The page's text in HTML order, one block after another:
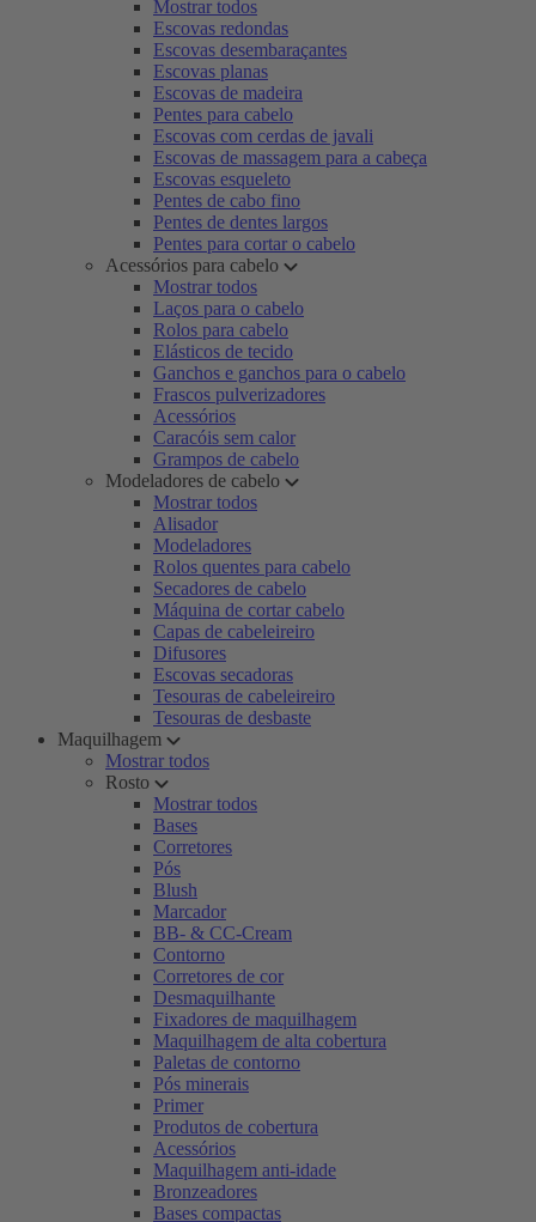
Mostrar todos
Escovas redondas
Escovas desembaraçantes
Escovas planas
Escovas de madeira
Pentes para cabelo
Escovas com cerdas de javali
Escovas de massagem para a cabeça
Escovas esqueleto
Pentes de cabo fino
Pentes de dentes largos
Pentes para cortar o cabelo
Acessórios para cabelo
Mostrar todos
Laços para o cabelo
Rolos para cabelo
Elásticos de tecido
Ganchos e ganchos para o cabelo
Frascos pulverizadores
Acessórios
Caracóis sem calor
Grampos de cabelo
Modeladores de cabelo
Mostrar todos
Alisador
Modeladores
Rolos quentes para cabelo
Secadores de cabelo
Máquina de cortar cabelo
Capas de cabeleireiro
Difusores
Escovas secadoras
Tesouras de cabeleireiro
Tesouras de desbaste
Maquilhagem
Mostrar todos
Rosto
Mostrar todos
Bases
Corretores
Pós
Blush
Marcador
BB- & CC-Cream
Contorno
Corretores de cor
Desmaquilhante
Fixadores de maquilhagem
Maquilhagem de alta cobertura
Paletas de contorno
Pós minerais
Primer
Produtos de cobertura
Acessórios
Maquilhagem anti-idade
Bronzeadores
Bases compactas